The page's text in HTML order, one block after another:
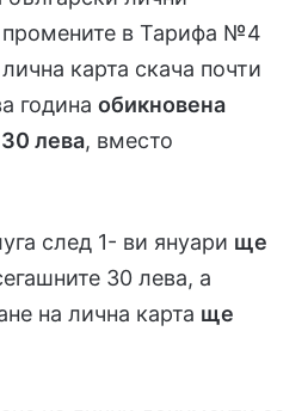
в Тарифа №4
карта скача почти
година обикновена
лева, вместо
след 1- ви януари ще
30 лева, а
на лична карта ще